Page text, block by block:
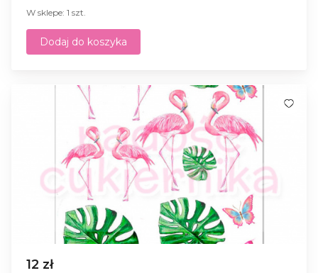
W sklepe: 1 szt.
Dodaj do koszyka
12 zł